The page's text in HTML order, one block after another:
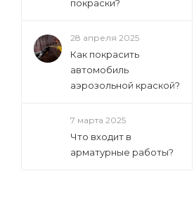
покраски?
28 апреля 2025
Как покрасить
автомобиль
аэрозольной краской?
7 марта 2025
Что входит в
арматурные работы?